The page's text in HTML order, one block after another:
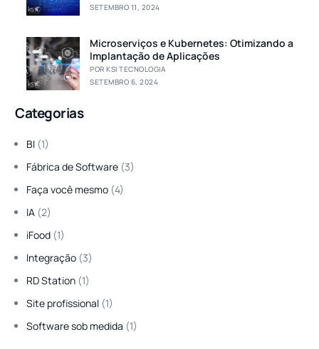
SETEMBRO 11, 2024
Microserviços e Kubernetes: Otimizando a
Implantação de Aplicações
POR KSI TECNOLOGIA
SETEMBRO 6, 2024
Categorias
BI (1)
Fábrica de Software (3)
Faça você mesmo (4)
IA (2)
iFood (1)
Integração (3)
RD Station (1)
Site profissional (1)
Software sob medida (1)